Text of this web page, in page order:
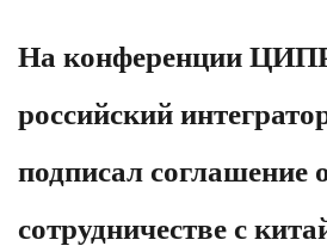
На конференции
российский
подписал соглашение
сотрудничестве с